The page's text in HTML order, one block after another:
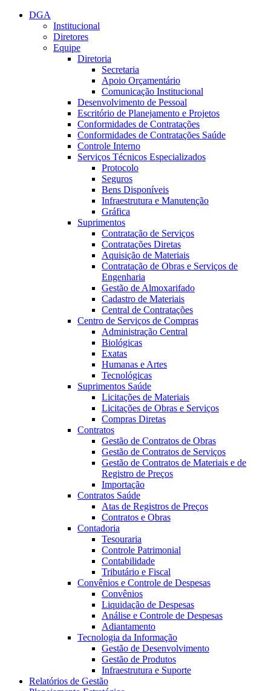
Conteúdo principal
DGA
Institucional
Diretores
Equipe
Diretoria
Secretaria
Apoio Orçamentário
Comunicação Institucional
Desenvolvimento de Pessoal
Escritório de Planejamento e Projetos
Conformidades de Contratações
Conformidades de Contratações Saúde
Controle Interno
Serviços Técnicos Especializados
Protocolo
Seguros
Bens Disponíveis
Infraestrutura e Manutenção
Gráfica
Suprimentos
Contratação de Serviços
Contratações Diretas
Aquisição de Materiais
Contratação de Obras e Serviços de
Engenharia
Gestão de Almoxarifado
Cadastro de Materiais
Central de Contratações
Centro de Serviços de Compras
Administração Central
Biológicas
Exatas
Humanas e Artes
Tecnológicas
Suprimentos Saúde
Licitações de Materiais
Licitações de Obras e Serviços
Compras Diretas
Contratos
Gestão de Contratos de Obras
Gestão de Contratos de Serviços
Gestão de Contratos de Materiais e de
Registro de Preços
Importação
Contratos Saúde
Atas de Registros de Preços
Contratos e Obras
Contadoria
Tesouraria
Controle Patrimonial
Contabilidade
Tributário e Fiscal
Convênios e Controle de Despesas
Convênios
Liquidação de Despesas
Análise e Controle de Despesas
Adiantamento
Tecnologia da Informação
Gestão de Desenvolvimento
Gestão de Produtos
Infraestrutura e Suporte
Relatórios de Gestão